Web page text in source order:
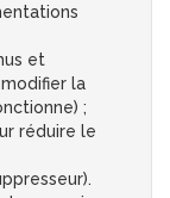
et
la
;
réduire le